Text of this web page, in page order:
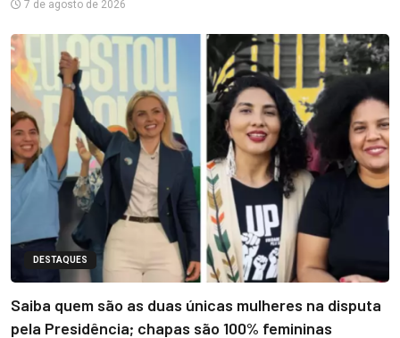
7 de agosto de 2026
DESTAQUES
Saiba quem são as duas únicas mulheres na disputa
pela Presidência; chapas são 100% femininas